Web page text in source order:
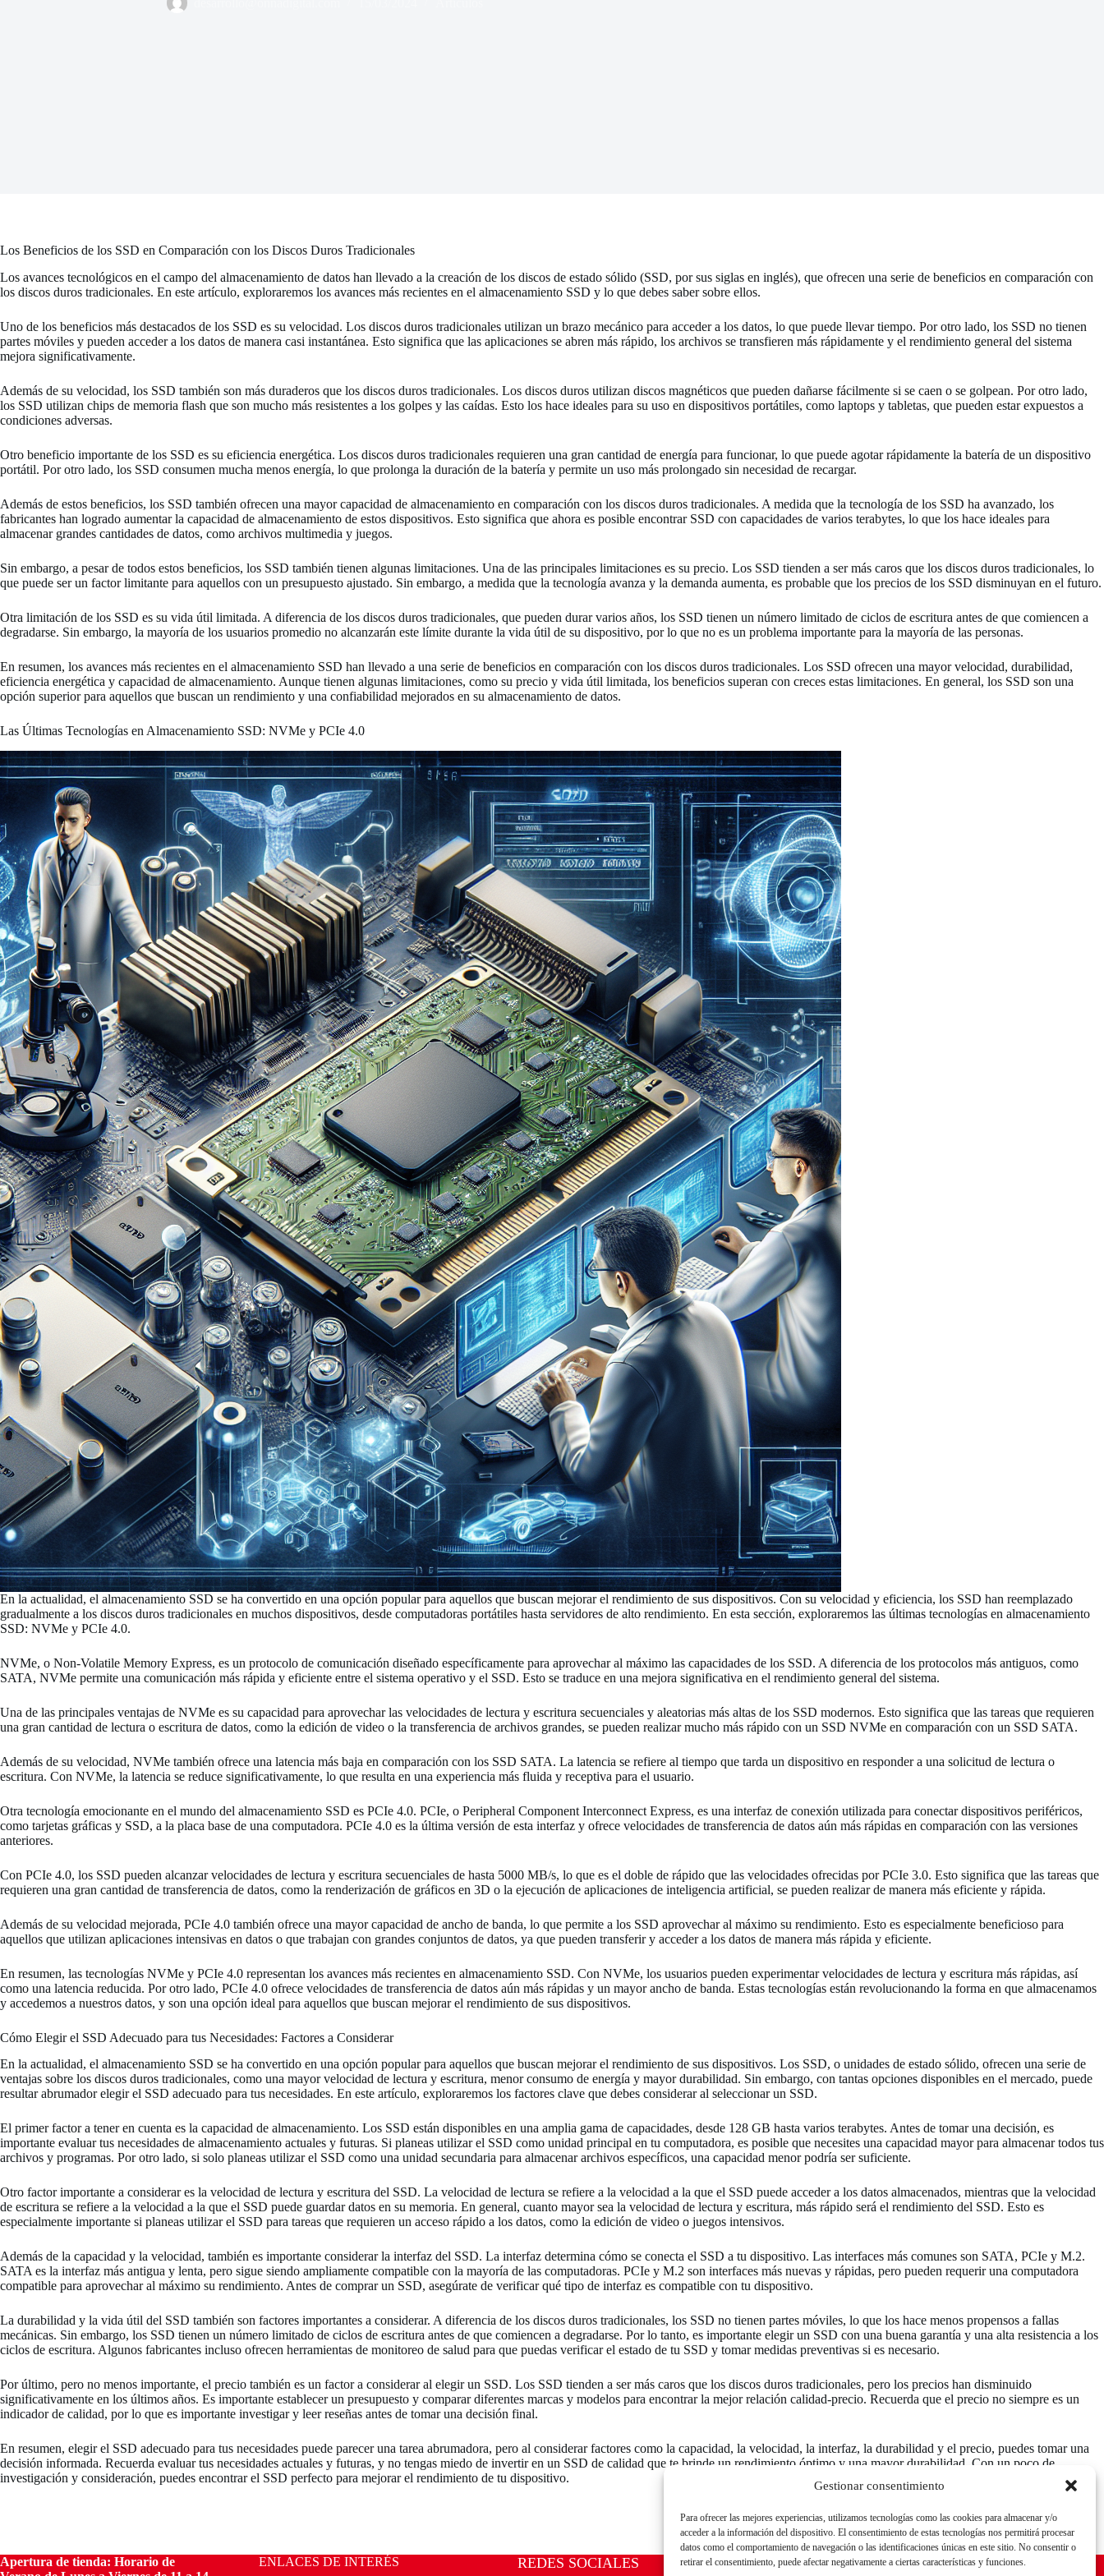
Gestionar consentimiento
Para ofrecer las mejores experiencias, utilizamos tecnologías como las cookies para almacenar y/o
acceder a la información del dispositivo. El consentimiento de estas tecnologías nos permitirá procesar
datos como el comportamiento de navegación o las identificaciones únicas en este sitio. No consentir o
retirar el consentimiento, puede afectar negativamente a ciertas características y funciones.
Los Beneficios de los SSD en Comparación con los Discos Duros Tradicionales
Los avances tecnológicos en el campo del almacenamiento de datos han llevado a la creación de los discos de estado sólido (SSD, por sus siglas en inglés), que ofrecen una serie de beneficios en comparación con
los discos duros tradicionales. En este artículo, exploraremos los avances más recientes en el almacenamiento SSD y lo que debes saber sobre ellos.
Uno de los beneficios más destacados de los SSD es su velocidad. Los discos duros tradicionales utilizan un brazo mecánico para acceder a los datos, lo que puede llevar tiempo. Por otro lado, los SSD no tienen
partes móviles y pueden acceder a los datos de manera casi instantánea. Esto significa que las aplicaciones se abren más rápido, los archivos se transfieren más rápidamente y el rendimiento general del sistema
mejora significativamente.
Además de su velocidad, los SSD también son más duraderos que los discos duros tradicionales. Los discos duros utilizan discos magnéticos que pueden dañarse fácilmente si se caen o se golpean. Por otro lado,
los SSD utilizan chips de memoria flash que son mucho más resistentes a los golpes y las caídas. Esto los hace ideales para su uso en dispositivos portátiles, como laptops y tabletas, que pueden estar expuestos a
condiciones adversas.
Otro beneficio importante de los SSD es su eficiencia energética. Los discos duros tradicionales requieren una gran cantidad de energía para funcionar, lo que puede agotar rápidamente la batería de un dispositivo
portátil. Por otro lado, los SSD consumen mucha menos energía, lo que prolonga la duración de la batería y permite un uso más prolongado sin necesidad de recargar.
Además de estos beneficios, los SSD también ofrecen una mayor capacidad de almacenamiento en comparación con los discos duros tradicionales. A medida que la tecnología de los SSD ha avanzado, los
fabricantes han logrado aumentar la capacidad de almacenamiento de estos dispositivos. Esto significa que ahora es posible encontrar SSD con capacidades de varios terabytes, lo que los hace ideales para
almacenar grandes cantidades de datos, como archivos multimedia y juegos.
Sin embargo, a pesar de todos estos beneficios, los SSD también tienen algunas limitaciones. Una de las principales limitaciones es su precio. Los SSD tienden a ser más caros que los discos duros tradicionales, lo
que puede ser un factor limitante para aquellos con un presupuesto ajustado. Sin embargo, a medida que la tecnología avanza y la demanda aumenta, es probable que los precios de los SSD disminuyan en el futuro.
Otra limitación de los SSD es su vida útil limitada. A diferencia de los discos duros tradicionales, que pueden durar varios años, los SSD tienen un número limitado de ciclos de escritura antes de que comiencen a
degradarse. Sin embargo, la mayoría de los usuarios promedio no alcanzarán este límite durante la vida útil de su dispositivo, por lo que no es un problema importante para la mayoría de las personas.
En resumen, los avances más recientes en el almacenamiento SSD han llevado a una serie de beneficios en comparación con los discos duros tradicionales. Los SSD ofrecen una mayor velocidad, durabilidad,
eficiencia energética y capacidad de almacenamiento. Aunque tienen algunas limitaciones, como su precio y vida útil limitada, los beneficios superan con creces estas limitaciones. En general, los SSD son una
opción superior para aquellos que buscan un rendimiento y una confiabilidad mejorados en su almacenamiento de datos.
Las Últimas Tecnologías en Almacenamiento SSD: NVMe y PCIe 4.0
En la actualidad, el almacenamiento SSD se ha convertido en una opción popular para aquellos que buscan mejorar el rendimiento de sus dispositivos. Con su velocidad y eficiencia, los SSD han reemplazado
gradualmente a los discos duros tradicionales en muchos dispositivos, desde computadoras portátiles hasta servidores de alto rendimiento. En esta sección, exploraremos las últimas tecnologías en almacenamiento
SSD: NVMe y PCIe 4.0.
NVMe, o Non-Volatile Memory Express, es un protocolo de comunicación diseñado específicamente para aprovechar al máximo las capacidades de los SSD. A diferencia de los protocolos más antiguos, como
SATA, NVMe permite una comunicación más rápida y eficiente entre el sistema operativo y el SSD. Esto se traduce en una mejora significativa en el rendimiento general del sistema.
Una de las principales ventajas de NVMe es su capacidad para aprovechar las velocidades de lectura y escritura secuenciales y aleatorias más altas de los SSD modernos. Esto significa que las tareas que requieren
una gran cantidad de lectura o escritura de datos, como la edición de video o la transferencia de archivos grandes, se pueden realizar mucho más rápido con un SSD NVMe en comparación con un SSD SATA.
Además de su velocidad, NVMe también ofrece una latencia más baja en comparación con los SSD SATA. La latencia se refiere al tiempo que tarda un dispositivo en responder a una solicitud de lectura o
escritura. Con NVMe, la latencia se reduce significativamente, lo que resulta en una experiencia más fluida y receptiva para el usuario.
Otra tecnología emocionante en el mundo del almacenamiento SSD es PCIe 4.0. PCIe, o Peripheral Component Interconnect Express, es una interfaz de conexión utilizada para conectar dispositivos periféricos,
como tarjetas gráficas y SSD, a la placa base de una computadora. PCIe 4.0 es la última versión de esta interfaz y ofrece velocidades de transferencia de datos aún más rápidas en comparación con las versiones
anteriores.
Con PCIe 4.0, los SSD pueden alcanzar velocidades de lectura y escritura secuenciales de hasta 5000 MB/s, lo que es el doble de rápido que las velocidades ofrecidas por PCIe 3.0. Esto significa que las tareas que
requieren una gran cantidad de transferencia de datos, como la renderización de gráficos en 3D o la ejecución de aplicaciones de inteligencia artificial, se pueden realizar de manera más eficiente y rápida.
Además de su velocidad mejorada, PCIe 4.0 también ofrece una mayor capacidad de ancho de banda, lo que permite a los SSD aprovechar al máximo su rendimiento. Esto es especialmente beneficioso para
aquellos que utilizan aplicaciones intensivas en datos o que trabajan con grandes conjuntos de datos, ya que pueden transferir y acceder a los datos de manera más rápida y eficiente.
En resumen, las tecnologías NVMe y PCIe 4.0 representan los avances más recientes en almacenamiento SSD. Con NVMe, los usuarios pueden experimentar velocidades de lectura y escritura más rápidas, así
como una latencia reducida. Por otro lado, PCIe 4.0 ofrece velocidades de transferencia de datos aún más rápidas y un mayor ancho de banda. Estas tecnologías están revolucionando la forma en que almacenamos
y accedemos a nuestros datos, y son una opción ideal para aquellos que buscan mejorar el rendimiento de sus dispositivos.
Cómo Elegir el SSD Adecuado para tus Necesidades: Factores a Considerar
En la actualidad, el almacenamiento SSD se ha convertido en una opción popular para aquellos que buscan mejorar el rendimiento de sus dispositivos. Los SSD, o unidades de estado sólido, ofrecen una serie de
ventajas sobre los discos duros tradicionales, como una mayor velocidad de lectura y escritura, menor consumo de energía y mayor durabilidad. Sin embargo, con tantas opciones disponibles en el mercado, puede
resultar abrumador elegir el SSD adecuado para tus necesidades. En este artículo, exploraremos los factores clave que debes considerar al seleccionar un SSD.
El primer factor a tener en cuenta es la capacidad de almacenamiento. Los SSD están disponibles en una amplia gama de capacidades, desde 128 GB hasta varios terabytes. Antes de tomar una decisión, es
importante evaluar tus necesidades de almacenamiento actuales y futuras. Si planeas utilizar el SSD como unidad principal en tu computadora, es posible que necesites una capacidad mayor para almacenar todos tus
archivos y programas. Por otro lado, si solo planeas utilizar el SSD como una unidad secundaria para almacenar archivos específicos, una capacidad menor podría ser suficiente.
Otro factor importante a considerar es la velocidad de lectura y escritura del SSD. La velocidad de lectura se refiere a la velocidad a la que el SSD puede acceder a los datos almacenados, mientras que la velocidad
de escritura se refiere a la velocidad a la que el SSD puede guardar datos en su memoria. En general, cuanto mayor sea la velocidad de lectura y escritura, más rápido será el rendimiento del SSD. Esto es
especialmente importante si planeas utilizar el SSD para tareas que requieren un acceso rápido a los datos, como la edición de video o juegos intensivos.
Además de la capacidad y la velocidad, también es importante considerar la interfaz del SSD. La interfaz determina cómo se conecta el SSD a tu dispositivo. Las interfaces más comunes son SATA, PCIe y M.2.
SATA es la interfaz más antigua y lenta, pero sigue siendo ampliamente compatible con la mayoría de las computadoras. PCIe y M.2 son interfaces más nuevas y rápidas, pero pueden requerir una computadora
compatible para aprovechar al máximo su rendimiento. Antes de comprar un SSD, asegúrate de verificar qué tipo de interfaz es compatible con tu dispositivo.
La durabilidad y la vida útil del SSD también son factores importantes a considerar. A diferencia de los discos duros tradicionales, los SSD no tienen partes móviles, lo que los hace menos propensos a fallas
mecánicas. Sin embargo, los SSD tienen un número limitado de ciclos de escritura antes de que comiencen a degradarse. Por lo tanto, es importante elegir un SSD con una buena garantía y una alta resistencia a los
ciclos de escritura. Algunos fabricantes incluso ofrecen herramientas de monitoreo de salud para que puedas verificar el estado de tu SSD y tomar medidas preventivas si es necesario.
Por último, pero no menos importante, el precio también es un factor a considerar al elegir un SSD. Los SSD tienden a ser más caros que los discos duros tradicionales, pero los precios han disminuido
significativamente en los últimos años. Es importante establecer un presupuesto y comparar diferentes marcas y modelos para encontrar la mejor relación calidad-precio. Recuerda que el precio no siempre es un
indicador de calidad, por lo que es importante investigar y leer reseñas antes de tomar una decisión final.
En resumen, elegir el SSD adecuado para tus necesidades puede parecer una tarea abrumadora, pero al considerar factores como la capacidad, la velocidad, la interfaz, la durabilidad y el precio, puedes tomar una
decisión informada. Recuerda evaluar tus necesidades actuales y futuras, y no tengas miedo de invertir en un SSD de calidad que te brinde un rendimiento óptimo y una mayor durabilidad. Con un poco de
investigación y consideración, puedes encontrar el SSD perfecto para mejorar el rendimiento de tu dispositivo.
Apertura de tienda: Horario de
ENLACES DE INTERÉS REDES SOCIALES CONTACTO